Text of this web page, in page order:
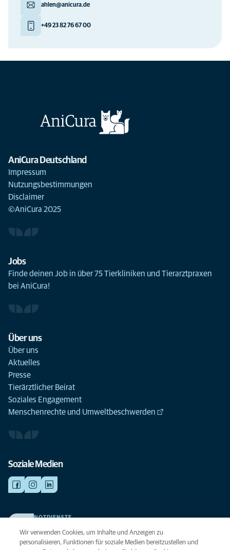
ahlen@anicura.de
+49 23 82 76 67 00
AniCura Deutschland
Impressum
Nutzungsbestimmungen
Disclaimer
©AniCura 2025
Jobs
Finde deinen Job in über 75 Tierkliniken und Tierarztpraxen
bei AniCura!
Über uns
Über uns
Aktuelles
Presse
Tierärztlicher Beirat
Soziales Engagement
Menschenrechte und Umweltbeschwerden
Soziale Medien
NOTDIENSTE
beste Versorgung verdient.
Wir verwenden Cookies, um Inhalte und Anzeigen zu
personalisieren, Funktionen für soziale Medien bereitzustellen und